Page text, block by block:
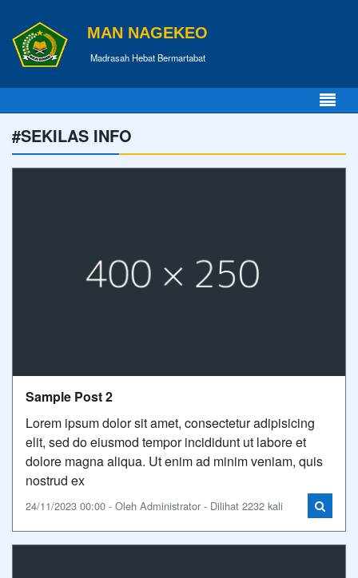
MAN NAGEKEO
Madrasah Hebat Bermartabat
#SEKILAS INFO
Sample Post 2
Lorem ipsum dolor sit amet, consectetur adipisicing
elit, sed do eiusmod tempor incididunt ut labore et
dolore magna aliqua. Ut enim ad minim veniam, quis
nostrud ex
24/11/2023 00:00 - Oleh Administrator - Dilihat 2232 kali